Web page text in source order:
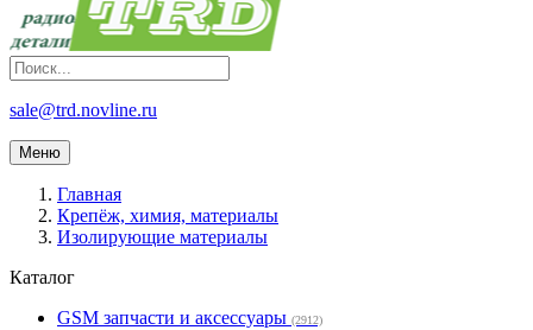
sale@trd.novline.ru
Меню
Главная
Крепёж, химия, материалы
Изолирующие материалы
Каталог
GSM запчасти и аксессуары (2912)